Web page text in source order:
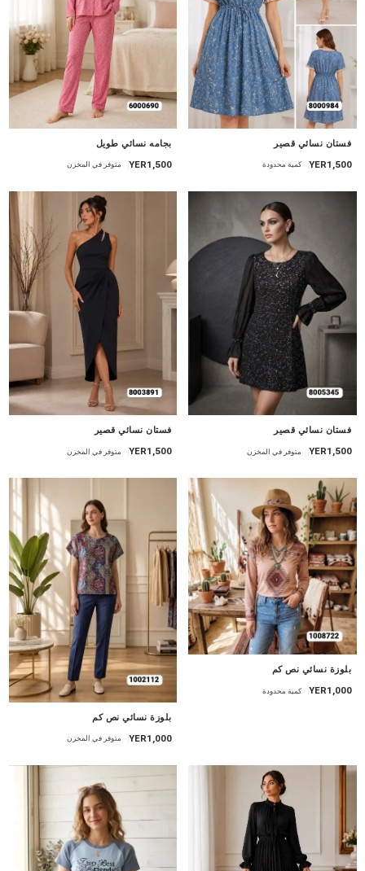
فستان نسائي قصير
YER1,500 كمية محدودة
بجامه نسائي طويل
YER1,500 متوفر في المخزن
فستان نسائي قصير
YER1,500 متوفر في المخزن
فستان نسائي قصير
YER1,500 متوفر في المخزن
بلوزة نسائي نص كم
YER1,000 كمية محدودة
بلوزة نسائي نص كم
YER1,000 متوفر في المخزن